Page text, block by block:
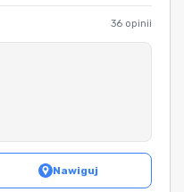
36 opinii
Nawiguj